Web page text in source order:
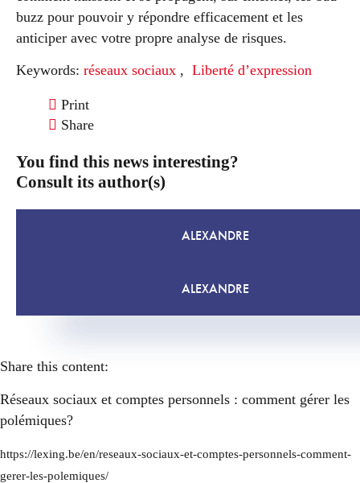
buzz pour pouvoir y répondre efficacement et les
anticiper avec votre propre analyse de risques.
Keywords: réseaux sociaux , Liberté d’expression
Print
Share
You find this news interesting?
Consult its author(s)
ALEXANDRE
ALEXANDRE
Share this content:
Réseaux sociaux et comptes personnels : comment gérer les
polémiques?
https://lexing.be/en/reseaux-sociaux-et-comptes-personnels-comment-
gerer-les-polemiques/